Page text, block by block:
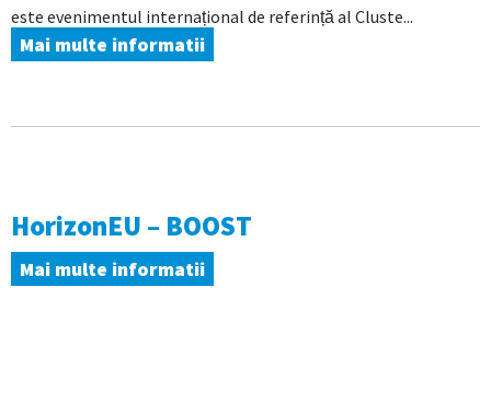
este evenimentul internațional de referință al Cluste...
Mai multe informatii
HorizonEU – BOOST
Mai multe informatii